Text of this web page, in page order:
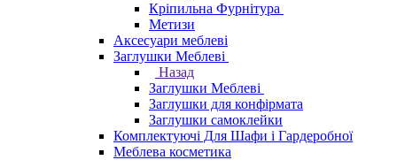
Кріпильна Фурнітура
Метизи
Аксесуари меблеві
Заглушки Меблеві
Назад
Заглушки Меблеві
Заглушки для конфірмата
Заглушки самоклейки
Комплектуючі Для Шафи і Гардеробної
Меблева косметика